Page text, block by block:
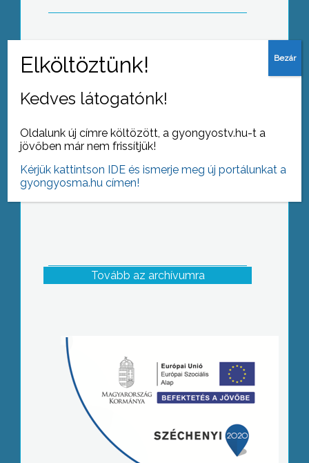
Aláírt szerződés még nincs, csak
szándéknyilatkozat az indiai és a
magyar kormány között, de már
az Apollo Tyres vezetői csoportja
Tovább az archívumra
Kedves látogatónk!
Oldalunk új címre költözött, a gyongyostv.hu-t a
jövőben már nem frissítjük!
Kérjük kattintson IDE és ismerje meg új portálunkat a
gyongyosma.hu címen!